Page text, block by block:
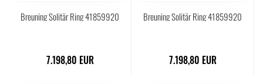
Breuning Solitär Ring 41859920
7.198,80 EUR
Breuning Solitär Ring 41859920
7.198,80 EUR